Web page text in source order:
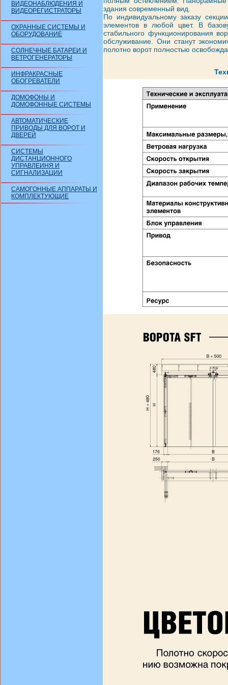
ВИДЕОНАБЛЮДЕНИЯ И
ВИДЕОРЕГИСТРАТОРЫ
ОХРАННЫЕ СИСТЕМЫ И
ОБОРУДОВАНИЕ
СОЛНЕЧНЫЕ БАТАРЕИ И
ВЕТРОГЕНЕРАТОРЫ
ИНФРАКРАСНЫЕ
ОБОГРЕВАТЕЛИ
ДОМОФОНЫ И
ДОМОФОННЫЕ СИСТЕМЫ
АВТОМАТИЧЕСКИЕ
ПРИВОДЫ ДЛЯ ВОРОТ И
ДВЕРЕЙ
СИСТЕМЫ
ДИСТАНЦИОННОГО
УПРАВЛЕИНЯ И
СИГНАЛИЗАЦИИ
САМОГОННЫЕ АППАРАТЫ И
КОМПЛЕКТУЮЩИЕ
здания современный вид.
По индивидуальному заказу
элементов в любой цвет. В
стабильного функционирования
обслуживание. Они станут
полотно ворот полностью